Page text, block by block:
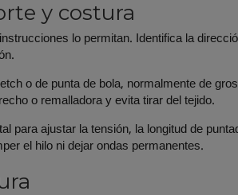
y costura
lo permitan. Identifica la
o de punta de bola, normalmente de
o remalladora y evita tirar del tejido.
para ajustar la tensión, la longitud de
el hilo ni dejar ondas permanentes.